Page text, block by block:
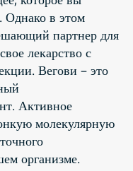
Однако в этом
партнер для
лекарство с
Вегови – это
Активное
молекулярную
организме.